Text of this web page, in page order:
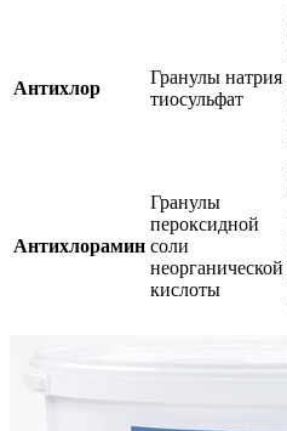
Антихлор
Гранулы натрия
тиосульфат
Антихлорамин
Гранулы
пероксидной
соли
неорганической
кислоты